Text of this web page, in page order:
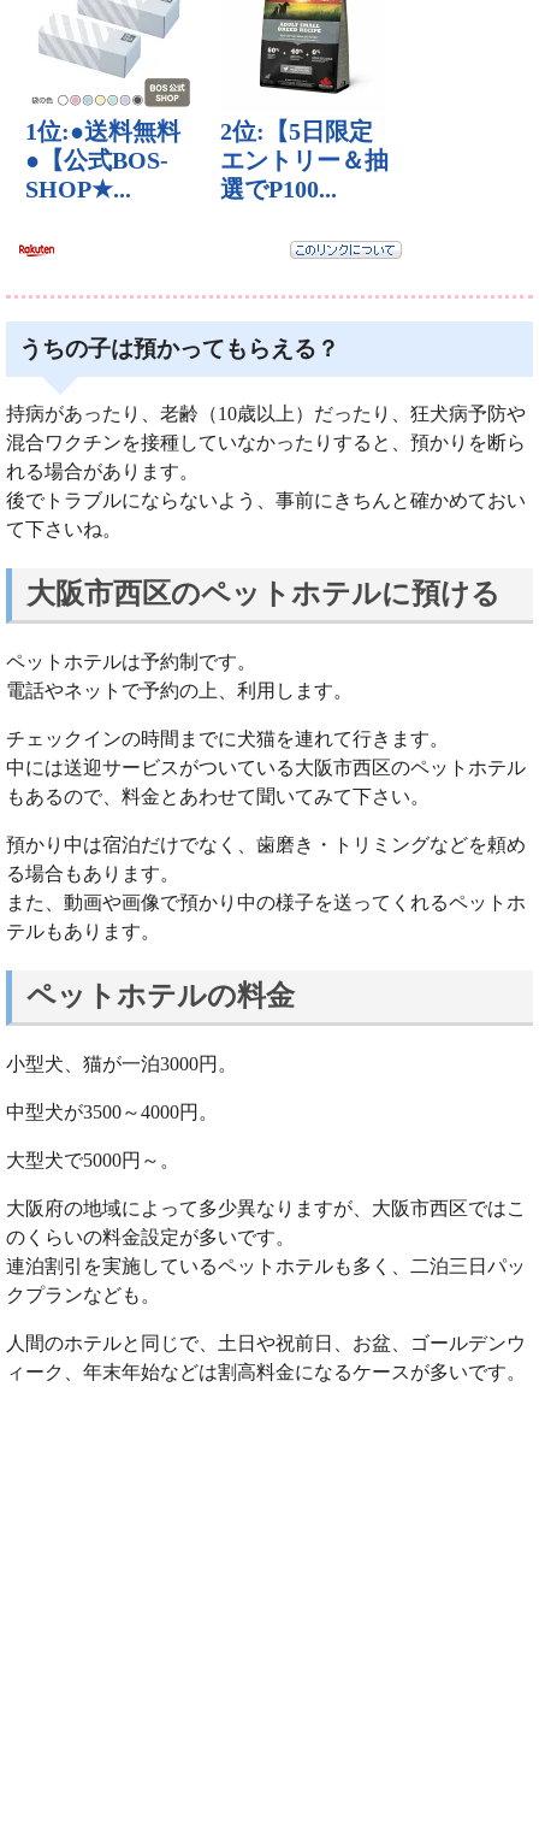
うちの子は預かってもらえる？
持病があったり、老齢（10歳以上）だったり、狂犬病予防や
混合ワクチンを接種していなかったりすると、預かりを断ら
れる場合があります。
後でトラブルにならないよう、事前にきちんと確かめておい
て下さいね。
大阪市西区のペットホテルに預ける
ペットホテルは予約制です。
電話やネットで予約の上、利用します。
チェックインの時間までに犬猫を連れて行きます。
中には送迎サービスがついている大阪市西区のペットホテル
もあるので、料金とあわせて聞いてみて下さい。
預かり中は宿泊だけでなく、歯磨き・トリミングなどを頼め
る場合もあります。
また、動画や画像で預かり中の様子を送ってくれるペットホ
テルもあります。
ペットホテルの料金
小型犬、猫が一泊3000円。
中型犬が3500～4000円。
大型犬で5000円～。
大阪府の地域によって多少異なりますが、大阪市西区ではこ
のくらいの料金設定が多いです。
連泊割引を実施しているペットホテルも多く、二泊三日パッ
クプランなども。
人間のホテルと同じで、土日や祝前日、お盆、ゴールデンウ
ィーク、年末年始などは割高料金になるケースが多いです。